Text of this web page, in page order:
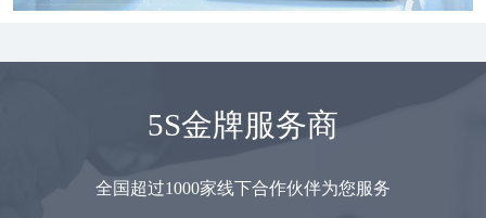
5S金牌服务商
全国超过1000家线下合作伙伴为您服务